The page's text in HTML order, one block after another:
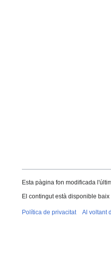
Esta pàgina fon modificada
El contingut està disponible
Política de privacitat Al voltant